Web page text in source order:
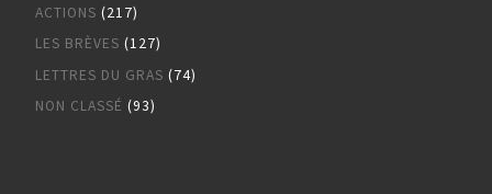
ACTIONS (217)
LES BRÈVES (127)
LETTRES DU GRAS (74)
NON CLASSÉ (93)